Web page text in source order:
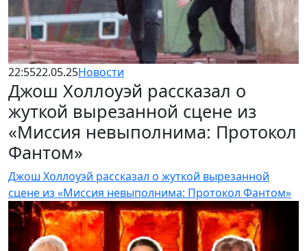
22:5522.05.25Новости
Джош Холлоуэй рассказал о
жуткой вырезанной сцене из
«Миссия невыполнима: Протокол
Фантом»
Джош Холлоуэй рассказал о жуткой вырезанной
сцене из «Миссия невыполнима: Протокол Фантом»